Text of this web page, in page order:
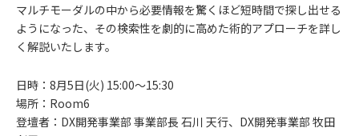
マルチモーダルの中から必要情報を驚くほど短時間で探し出せる
ようになった、その検索性を劇的に高めた術的アプローチを詳し
く解説いたします。
日時：8⽉5日(火) 15:00〜15:30
場所：Room6
登壇者：DX開発事業部 事業部長 石川 天行、DX開発事業部 牧田